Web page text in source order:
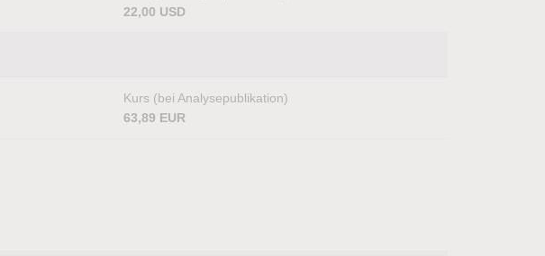
22,00 USD
Kurs (bei Analysepublikation)
63,89 EUR